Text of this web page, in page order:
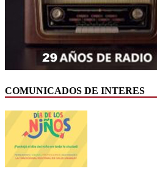
COMUNICADOS DE INTERES